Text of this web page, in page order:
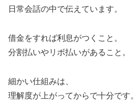
日常会話の中で伝えています。
借金をすれば利息がつくこと。
分割払いやリボ払いがあること。
細かい仕組みは、
理解度が上がってからで十分です。